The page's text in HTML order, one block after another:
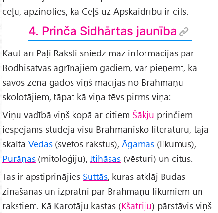
ceļu, apzinoties, ka Ceļš uz Apskaidrību ir cits.
4. Prinča Sidhārtas jaunība
Kaut arī Pāḷi Raksti sniedz maz informācijas par
Bodhisatvas agrīnajiem gadiem, var pieņemt, ka
savos zēna gados viņš mācījās no Brahmaņu
skolotājiem, tāpat kā viņa tēvs pirms viņa:
Viņu vadībā viņš kopā ar citiem Šākju prinčiem
iespējams studēja visu Brahmanisko literatūru, tajā
skaitā Vēdas (svētos rakstus), Āgamas (likumus),
Purāņas (mitoloģiju), Itihāsas (vēsturi) un citus.
Tas ir apstiprinājies Suttās, kuras atklāj Budas
zināšanas un izpratni par Brahmaņu likumiem un
rakstiem. Kā Karotāju kastas (Kšatriju) pārstāvis viņš